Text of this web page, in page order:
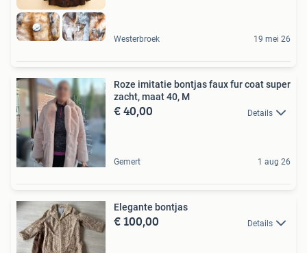
Westerbroek 19 mei 26
Roze imitatie bontjas faux fur coat super
zacht, maat 40, M
€ 40,00 Details
Gemert 1 aug 26
Elegante bontjas
€ 100,00 Details